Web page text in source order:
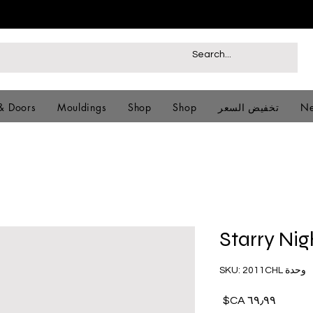
Doors Mouldings Shop Shop تخفيض السعر
Starry
وحدة SKU: 2011CHL
السعر